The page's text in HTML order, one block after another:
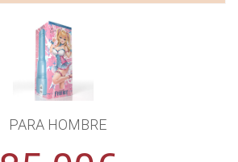
PARA HOMBRE